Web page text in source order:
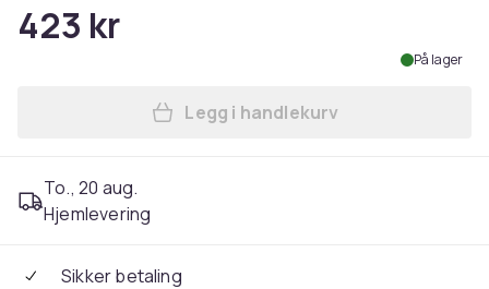
423 kr
På lager
Legg Floso Gamer Game
Legg i handlekurv
To., 20 aug.
Hjemlevering
Sikker betaling